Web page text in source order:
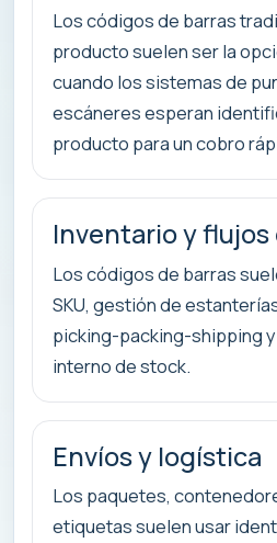
Los códigos de barras
producto suelen ser la
cuando los sistemas de
escáneres esperan
producto para un cobro
Inventario y flujos
Los códigos de barras
SKU, gestión de
picking-packing-shipping
interno de stock.
Envíos y logística
Los paquetes,
etiquetas suelen usar